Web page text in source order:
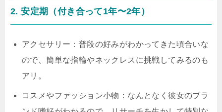
2. 安定期（付き合って1年〜2年）
アクセサリー：普段の好みがわかってきた頃合いな
ので、簡単な指輪やネックレスに挑戦してみるのも
アリ。
コスメやファッション小物：なんとなく彼女のブラ